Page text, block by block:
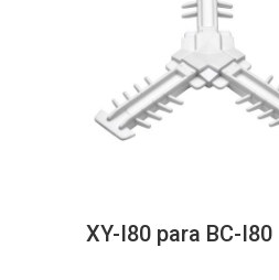
XY-I80 para BC-I80